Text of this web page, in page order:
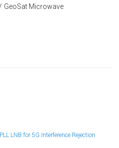
GeoSat Microwave
LNB for 5G Interference Rejection